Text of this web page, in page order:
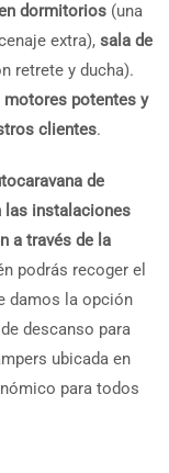
dormitorios (una
extra), sala de
retrete y ducha).
motores potentes y
clientes.
de
las instalaciones
a través de la
podrás recoger el
damos la opción
descanso para
ubicada en
para todos